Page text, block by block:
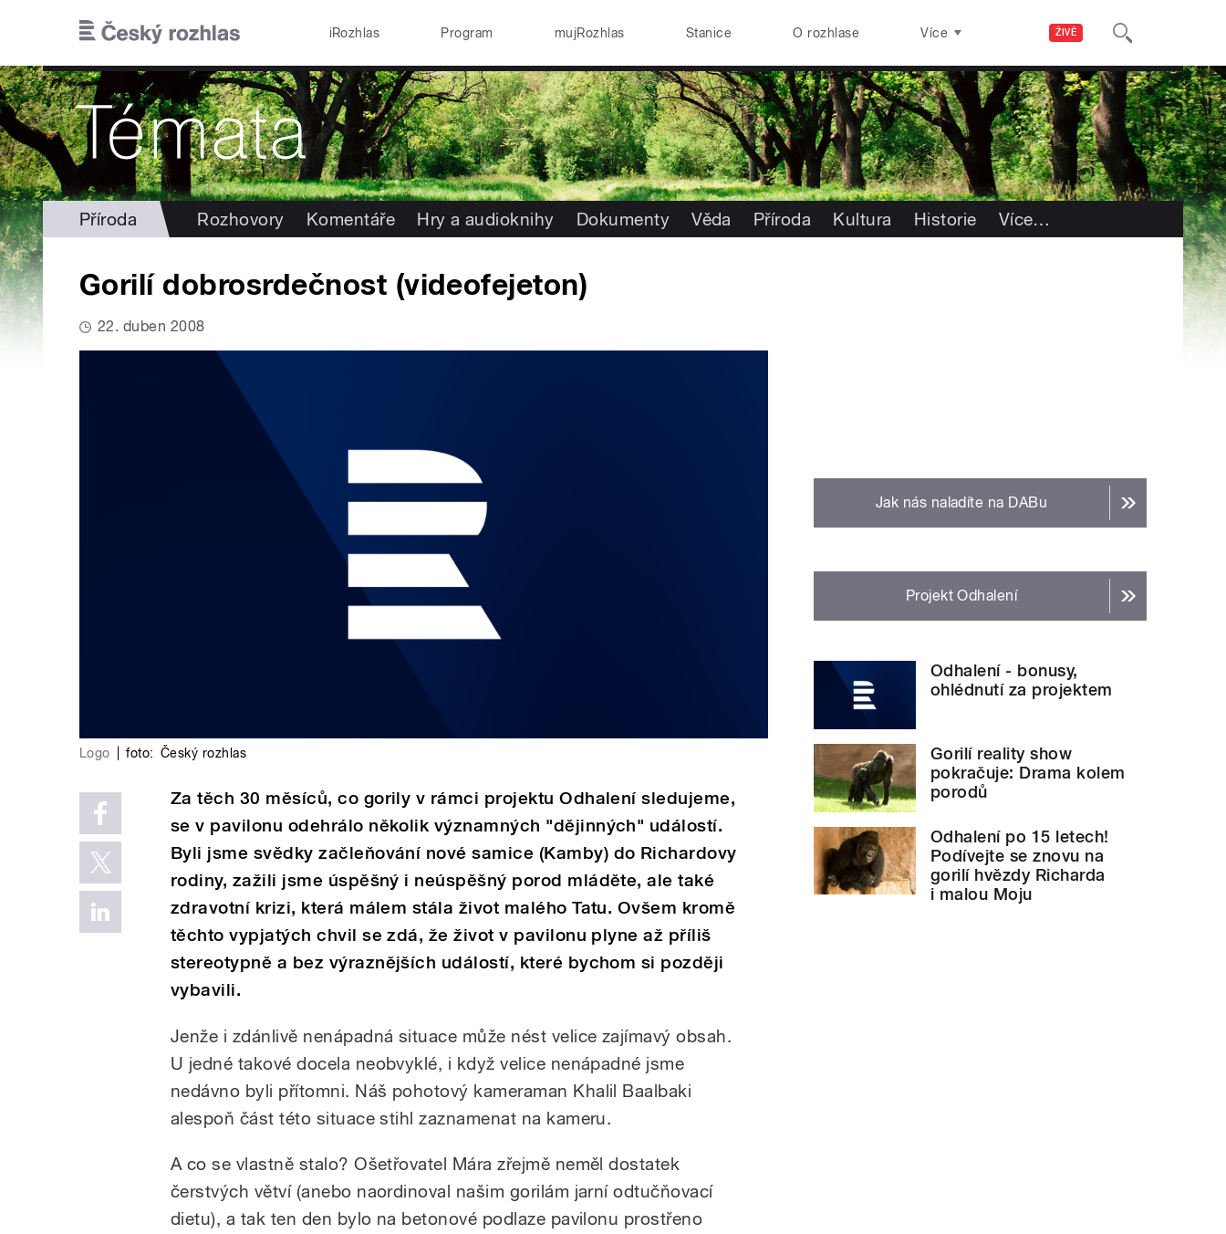
ŽIVĚ
iRozhlas Program mujRozhlas Stanice O rozhlase Více
Příroda Rozhovory Komentáře Hry a audioknihy Dokumenty Věda Příroda Kultura Historie Více…
Gorilí dobrosrdečnost (videofejeton)
22. duben 2008
Logo foto: Český rozhlas
Za těch 30 měsíců, co gorily v rámci projektu Odhalení sledujeme,
se v pavilonu odehrálo několik významných "dějinných" událostí.
Byli jsme svědky začleňování nové samice (Kamby) do Richardovy
rodiny, zažili jsme úspěšný i neúspěšný porod mláděte, ale také
zdravotní krizi, která málem stála život malého Tatu. Ovšem kromě
těchto vypjatých chvil se zdá, že život v pavilonu plyne až příliš
stereotypně a bez výraznějších událostí, které bychom si později
vybavili.
Jenže i zdánlivě nenápadná situace může nést velice zajímavý obsah.
U jedné takové docela neobvyklé, i když velice nenápadné jsme
nedávno byli přítomni. Náš pohotový kameraman Khalil Baalbaki
alespoň část této situace stihl zaznamenat na kameru.
A co se vlastně stalo? Ošetřovatel Mára zřejmě neměl dostatek
čerstvých větví (anebo naordinoval našim gorilám jarní odtučňovací
dietu), a tak ten den bylo na betonové podlaze pavilonu prostřeno
Jak nás naladíte na DABu
Projekt Odhalení
Odhalení - bonusy,
ohlédnutí za projektem
Gorilí reality show
pokračuje: Drama kolem
porodů
Odhalení po 15 letech!
Podívejte se znovu na
gorilí hvězdy Richarda
i malou Moju